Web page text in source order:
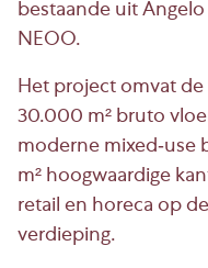
bestaande uit
NEOO.
Het project omvat
30.000 m² bruto
moderne mixed-use
m² hoogwaardige
retail en horeca op
verdieping.